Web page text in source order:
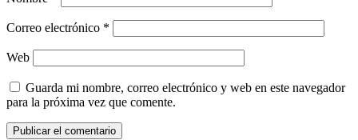
Correo electrónico *
Web
Guarda mi nombre, correo electrónico y web en este navegador
para la próxima vez que comente.